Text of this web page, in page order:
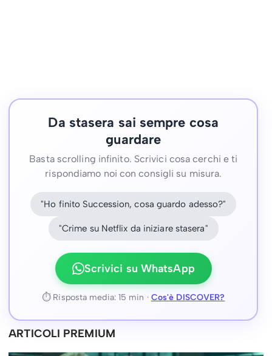
Da stasera sai sempre cosa
guardare
Basta scrolling infinito. Scrivici cosa cerchi e ti
rispondiamo noi con consigli su misura.
"Ho finito Succession, cosa guardo adesso?"
"Crime su Netflix da iniziare stasera"
Scrivici su WhatsApp
⏱ Risposta media: 15 min · Cos'è DISCOVER?
ARTICOLI PREMIUM